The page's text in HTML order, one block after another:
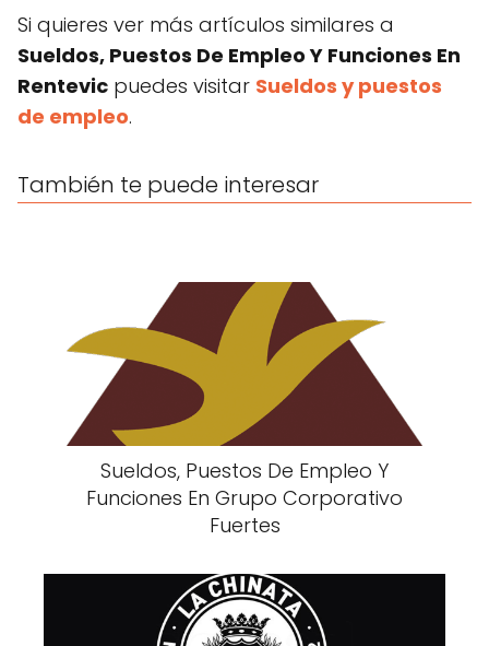
Si quieres ver más artículos similares a
Sueldos, Puestos De Empleo Y Funciones En
Rentevic puedes visitar Sueldos y puestos
de empleo.
También te puede interesar
Sueldos, Puestos De Empleo Y
Funciones En Grupo Corporativo
Fuertes